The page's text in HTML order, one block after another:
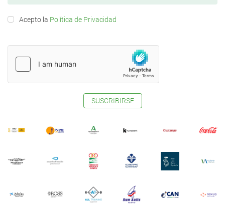
Acepto la Política de Privacidad
SUSCRIBIRSE